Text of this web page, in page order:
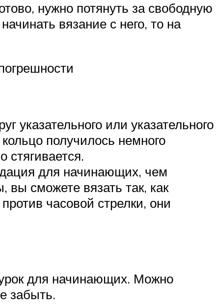
нужно потянуть за свободную
вязание с него, то на
указательного или указательного
получилось немного
стягивается.
для начинающих, чем
сможете вязать так, как
часовой стрелки, они
для начинающих. Можно
забыть.